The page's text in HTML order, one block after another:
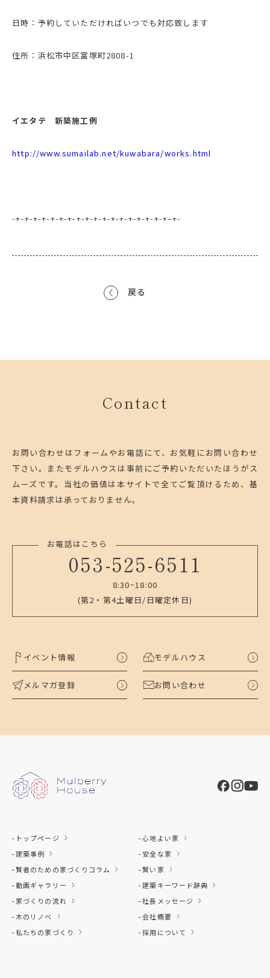
日時：予約していただければいつでも対応致します
住所：浜松市中区富塚町2808-1
イエタテ 新築施工例
http://www.sumailab.net/kuwabara/works.html
-+-+-+-+-+-+-+-+-+-+-+-+-+-+-+-+-+-+–+-
戻る
Contact
お問い合わせはフォームやお電話にて、お気軽にお問い合わせ
下さい。 またモデルハウスは事前にご予約いただいたほうがス
ムーズです。 当社の価値は本サイトで全てご覧頂けるため、基
本資料請求は承っておりません。
お電話はこちら
053-525-6511
8:30~18:00
(第2・第4土曜日/日曜定休日)
イベント情報 モデルハウス
メルマガ登録 お問い合わせ
トップページ
建築事例
賢者のための家づくりコラム
動画ギャラリー
家づくりの流れ
木のリノベ
私たちの家づくり
心地よい家
安全な家
賢い家
建築キーワード辞典
社長メッセージ
会社概要
採用について